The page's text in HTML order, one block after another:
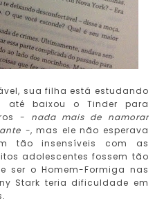
sua filha está estudando
até baixou o Tinder para
- nada mais de namorar
-, mas ele não esperava
tão insensíveis com as
adolescentes fossem tão
ser o Homem-Formiga nas
Stark teria dificuldade em